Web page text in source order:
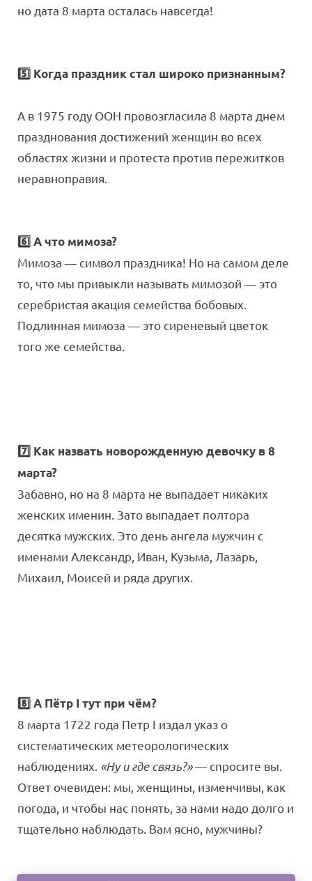
но дата 8 марта осталась навсегда!
5️⃣ Когда праздник стал широко признанным?
А в 1975 году ООН провозгласила 8 марта днем
празднования достижений женщин во всех
областях жизни и протеста против пережитков
неравноправия.
6️⃣ А что мимоза?
Мимоза — символ праздника! Но на самом деле
то, что мы привыкли называть мимозой — это
серебристая акация семейства бобовых.
Подлинная мимоза — это сиреневый цветок
того же семейства.
7️⃣ Как назвать новорожденную девочку в 8
марта?
Забавно, но на 8 марта не выпадает никаких
женских именин. Зато выпадает полтора
десятка мужских. Это день ангела мужчин с
именами Александр, Иван, Кузьма, Лазарь,
Михаил, Моисей и ряда других.
8️⃣ А Пётр I тут при чём?
8 марта 1722 года Петр I издал указ о
систематических метеорологических
наблюдениях. «Ну и где связь?»— спросите вы.
Ответ очевиден: мы, женщины, изменчивы, как
погода, и чтобы нас понять, за нами надо долго и
тщательно наблюдать. Вам ясно, мужчины?